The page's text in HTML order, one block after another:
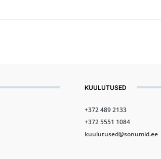
KUULUTUSED
+372 489 2133
+372 5551 1084
kuulutused@sonumid.ee